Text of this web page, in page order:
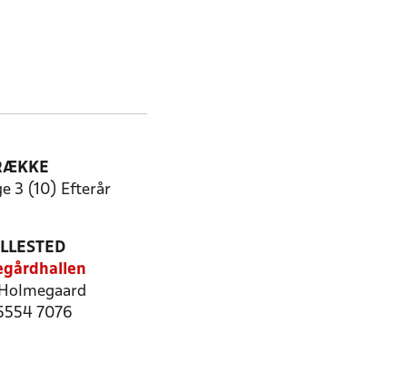
3 (10) Efterår
7076